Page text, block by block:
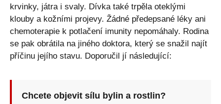
krvinky, játra i svaly. Dívka také trpěla oteklými
klouby a kožními projevy. Žádné předepsané léky ani
chemoterapie k potlačení imunity nepomáhaly. Rodina
se pak obrátila na jiného doktora, který se snažil najít
příčinu jejího stavu. Doporučil jí následující:
Chcete objevit sílu bylin a rostlin?